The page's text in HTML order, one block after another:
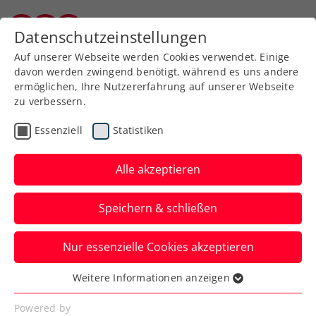
Zurück zur Newsübersicht
Turniere
ITF-Final- und
Titelhamster Pichler legt
in Tavira nach
Das ÖTV-Ass erreicht in Portugal sein
bereits achtes Saisonfinale im Doppel.
Verfasst von: Manuel Wachta, 15.10.2023
Datenschutzeinstellungen
Auf unserer Webseite werden Cookies verwendet. Einige
davon werden zwingend benötigt, während es uns andere
ermöglichen, Ihre Nutzererfahrung auf unserer Webseite
zu verbessern.
Essenziell Statistiken
Alle akzeptieren
Speichern & schließen
Nur essenzielle Cookies akzeptieren
Essenziell
Essenzielle Cookies werden für grundlegende
Weitere Informationen anzeigen
Powered by